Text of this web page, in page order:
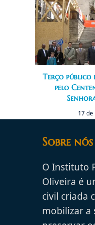
Terço público
pelo
17 de
Sobre nós
O Instituto
Oliveira é
civil criada
mobilizar a